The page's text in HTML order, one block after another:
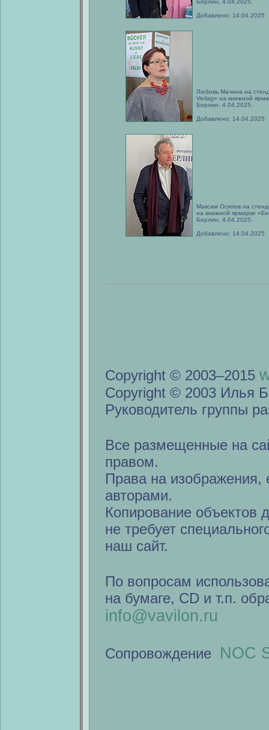
Берлин, 4.04.2025.
Добавлено: 14.04.2025
Любовь Мачина на
Verlag» на книжной
Берлин, 4.04.2025.
Добавлено: 14.04.2025
Максим Осипов на
на книжной ярмарке
Берлин, 4.04.2025.
Добавлено: 14.04.2025
Copyright © 2003–2015
Copyright © 2003 Илья
Руководитель группы
Все размещенные на
правом.
Права на изображения,
авторами.
Копирование объектов
не требует
наш сайт.
По вопросам
на бумаге, CD и т.п.
info@vavilon.ru
Сопровождение NOC